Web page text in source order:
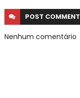
POST COMMENT
Nenhum comentário